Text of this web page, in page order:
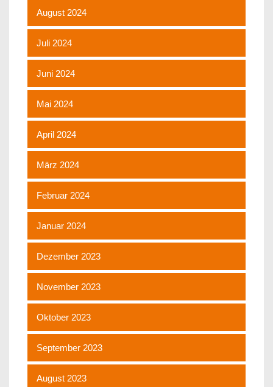
August 2024
Juli 2024
Juni 2024
Mai 2024
April 2024
März 2024
Februar 2024
Januar 2024
Dezember 2023
November 2023
Oktober 2023
September 2023
August 2023